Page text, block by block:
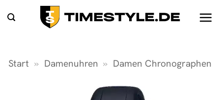
Inhalt
Start » Damenuhren » Damen Chronographen